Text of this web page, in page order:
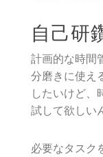
自己研
計画的な時間
分磨きに使え
したいけど、
試して欲しい
必要なタスク